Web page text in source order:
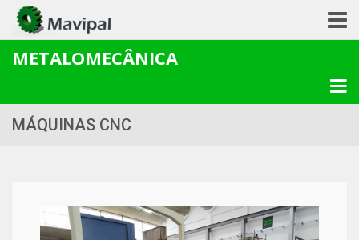
METALOMECÂNICA
MÁQUINAS CNC